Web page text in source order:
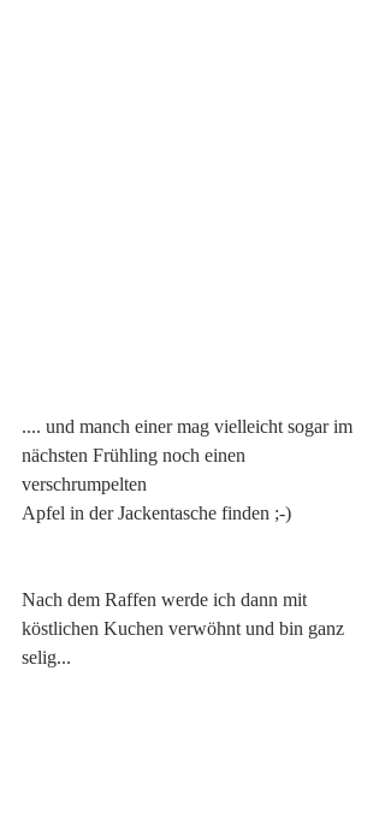
.... und manch einer mag vielleicht sogar im
nächsten Frühling noch einen
verschrumpelten
Apfel in der Jackentasche finden ;-)
Nach dem Raffen werde ich dann mit
köstlichen Kuchen verwöhnt und bin ganz
selig...